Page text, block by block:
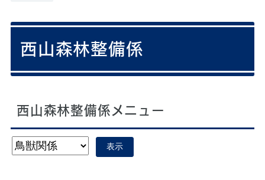
西山森林整備係
西山森林整備係メニュー
表示